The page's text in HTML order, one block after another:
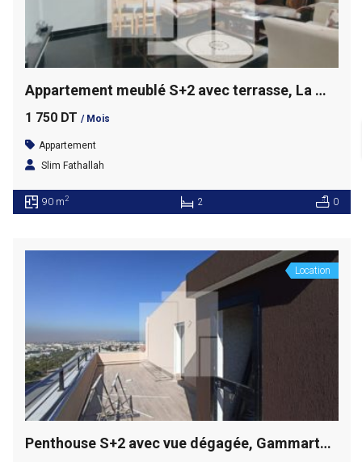
Appartement meublé S+2 avec terrasse, La Marsa
1 750 DT / Mois
Appartement
Slim Fathallah
90 m2 2 0
Location
Penthouse S+2 avec vue dégagée, Gammarth supérieur